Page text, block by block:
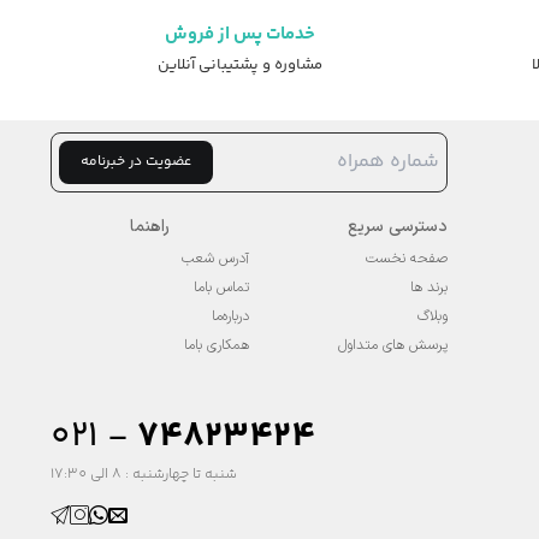
خدمات پس از فروش
مشاوره و پشتیبانی آنلاین
عضویت در خبرنامه
دسترسی سریع
صفحه نخست
برند ها
وبلاگ
پرسش های متداول
راهنما
آدرس شعب
تماس باما
درباره‌ما
همکاری باما
۰۲۱ - 74823424
شنبه تا چهارشنبه : 8 الی 17:30